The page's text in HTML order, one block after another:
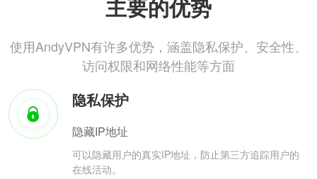
主要的优势
使用AndyVPN有许多优势，涵盖隐私保护、安全性、
访问权限和网络性能等方面
隐私保护
隐藏IP地址
可以隐藏用户的真实IP地址，防止第三方追踪用户的
在线活动。